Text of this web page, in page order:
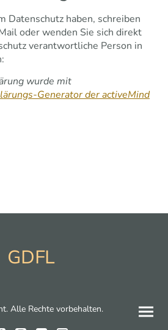
Datenschutz haben, schreiben
oder wenden Sie sich direkt
verantwortliche Person in
wurde mit
Generator der activeMind
GDFL
Alle Rechte vorbehalten.